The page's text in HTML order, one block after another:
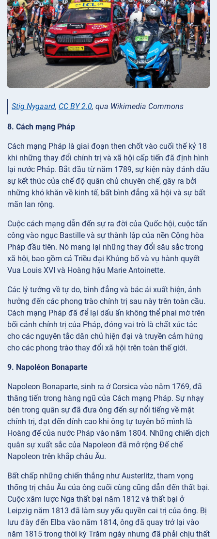
Stig Nygaard, CC BY 2.0, qua Wikimedia Commons
8. Cách mạng Pháp
Cách mạng Pháp là giai đoạn then chốt vào cuối thế kỷ 18
khi những thay đổi chính trị và xã hội cấp tiến đã định hình
lại nước Pháp. Bắt đầu từ năm 1789, sự kiện này đánh dấu
sự kết thúc của chế độ quân chủ chuyên chế, gây ra bởi
những khó khăn về kinh tế, bất bình đẳng xã hội và sự bất
mãn lan rộng.
Cuộc cách mạng dẫn đến sự ra đời của Quốc hội, cuộc tấn
công vào ngục Bastille và sự thành lập của nền Cộng hòa
Pháp đầu tiên. Nó mang lại những thay đổi sâu sắc trong
xã hội, bao gồm cả Triều đại Khủng bố và vụ hành quyết
Vua Louis XVI và Hoàng hậu Marie Antoinette.
Các lý tưởng về tự do, bình đẳng và bác ái xuất hiện, ảnh
hưởng đến các phong trào chính trị sau này trên toàn cầu.
Cách mạng Pháp đã để lại dấu ấn không thể phai mờ trên
bối cảnh chính trị của Pháp, đóng vai trò là chất xúc tác
cho các nguyên tắc dân chủ hiện đại và truyền cảm hứng
cho các phong trào thay đổi xã hội trên toàn thế giới.
9. Napoléon Bonaparte
Napoleon Bonaparte, sinh ra ở Corsica vào năm 1769, đã
thăng tiến trong hàng ngũ của Cách mạng Pháp. Sự nhạy
bén trong quân sự đã đưa ông đến sự nổi tiếng về mặt
chính trị, đạt đến đỉnh cao khi ông tự tuyên bố mình là
Hoàng đế của nước Pháp vào năm 1804. Những chiến dịch
quân sự xuất sắc của Napoleon đã mở rộng Đế chế
Napoleon trên khắp châu Âu.
Bất chấp những chiến thắng như Austerlitz, tham vọng
thống trị châu Âu của ông cuối cùng cũng dẫn đến thất bại.
Cuộc xâm lược Nga thất bại năm 1812 và thất bại ở
Leipzig năm 1813 đã làm suy yếu quyền cai trị của ông. Bị
lưu đày đến Elba vào năm 1814, ông đã quay trở lại vào
năm 1815 trong thời kỳ Trăm ngày nhưng đã phải chịu thất